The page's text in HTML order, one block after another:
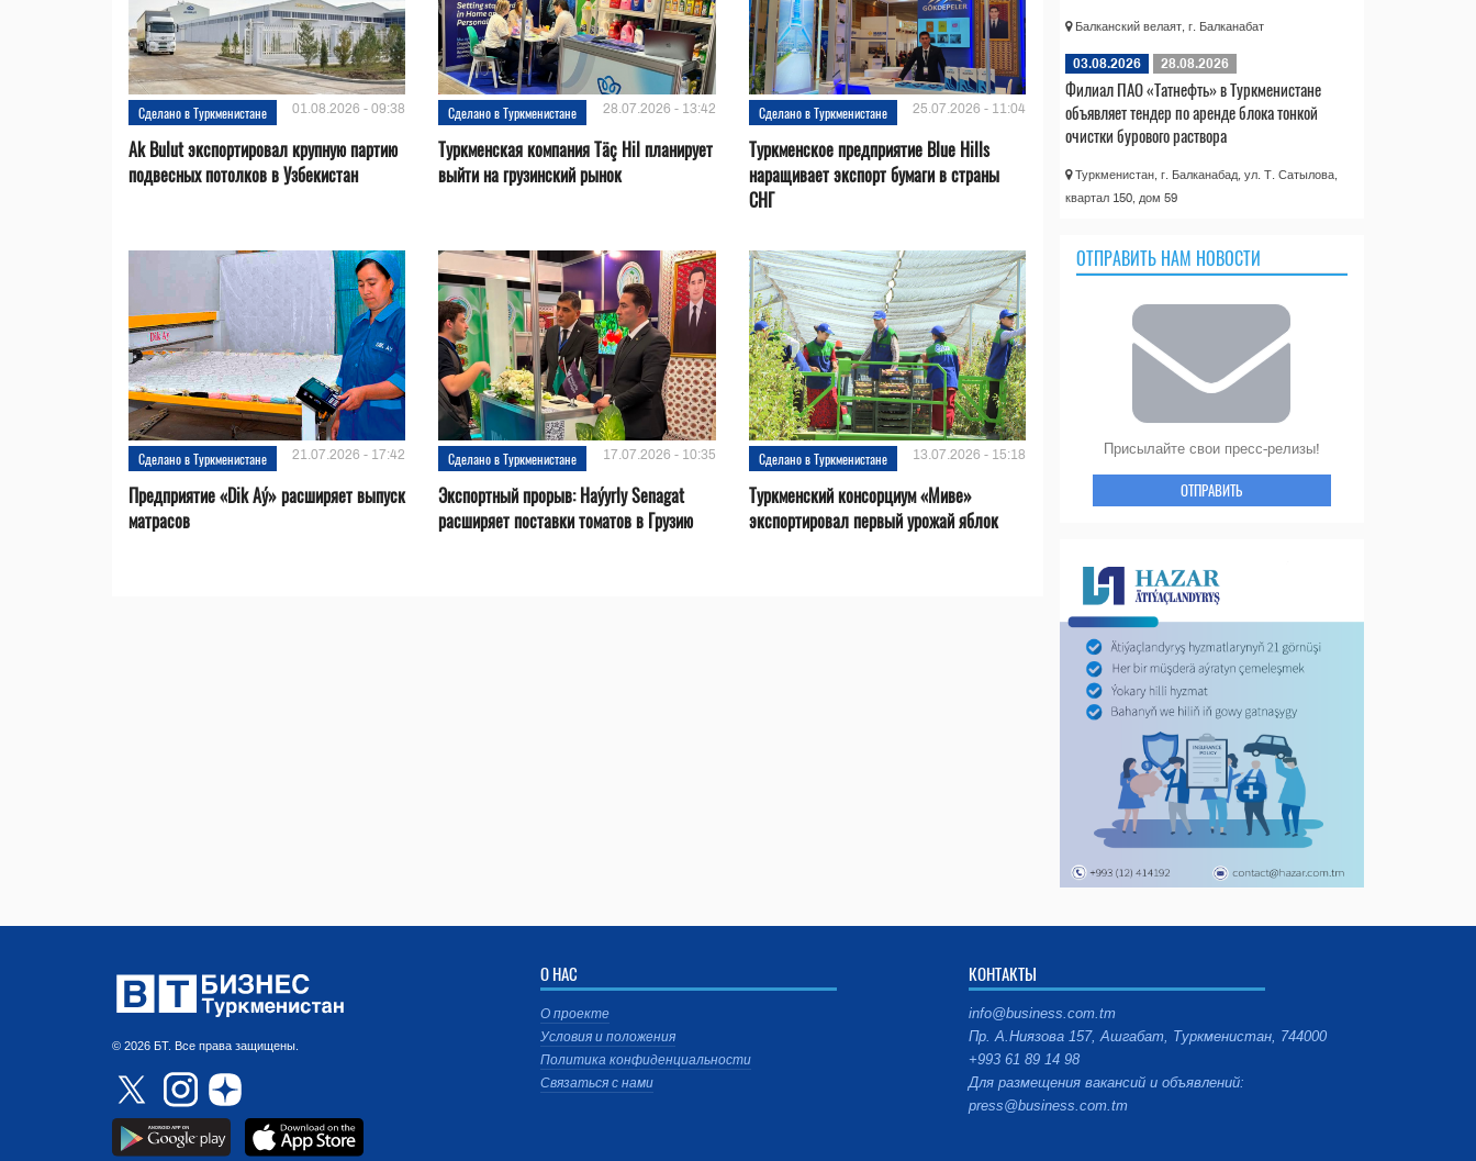
Сделано в Туркменистане 01.08.2026 - 09:38
Ak Bulut экспортировал крупную партию
подвесных потолков в Узбекистан
Сделано в Туркменистане 28.07.2026 - 13:42
Туркменская компания Täç Hil планирует
выйти на грузинский рынок
Сделано в Туркменистане 25.07.2026 - 11:04
Туркменское предприятие Blue Hills
наращивает экспорт бумаги в страны
СНГ
Сделано в Туркменистане 21.07.2026 - 17:42
Предприятие «Dik Aý» расширяет выпуск
матрасов
Сделано в Туркменистане 17.07.2026 - 10:35
Экспортный прорыв: Haýyrly Senagat
расширяет поставки томатов в Грузию
Сделано в Туркменистане 13.07.2026 - 15:18
Туркменский консорциум «Миве»
экспортировал первый урожай яблок
Балканский велаят, г. Балканабат
03.08.2026 28.08.2026
Филиал ПАО «Татнефть» в Туркменистане
объявляет тендер по аренде блока тонкой
очистки бурового раствора
Туркменистан, г. Балканабад, ул. Т. Сатылова,
квартал 150, дом 59
ОТПРАВИТЬ НАМ НОВОСТИ
Присылайте свои пресс-релизы!
ОТПРАВИТЬ
© 2026 БТ. Все права защищены.
О НАС
О проекте
Условия и положения
Политика конфиденциальности
Связаться с нами
КОНТАКТЫ
info@business.com.tm
Пр. А.Ниязова 157, Ашгабат, Туркменистан, 744000
+993 61 89 14 98
Для размещения вакансий и объявлений:
press@business.com.tm